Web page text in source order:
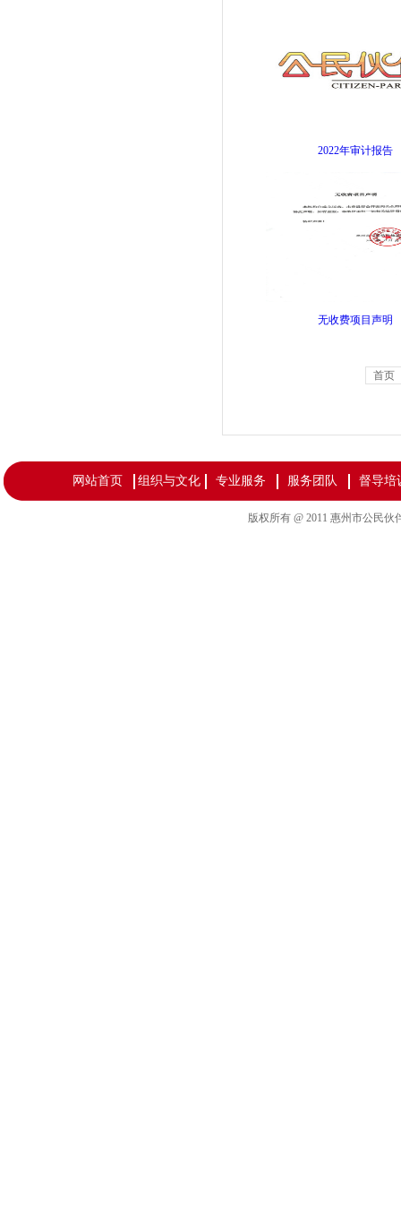
2022年审计报告
无收费项目声明
首页
网站首页 组织与文化 专业服务 服务团队 督导培
版权所有 @ 2011 惠州市公民